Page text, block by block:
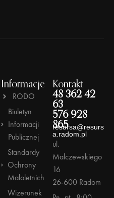
Informacje
RODO
Biuletyn
Informacji
Publicznej
Standardy
Ochrony
Małoletnich
Wizerunek
Kontakt
48 362 42
63
576 928
865
resursa@resurs
a.radom.pl
ul.
Malczewskiego
16
26-600 Radom